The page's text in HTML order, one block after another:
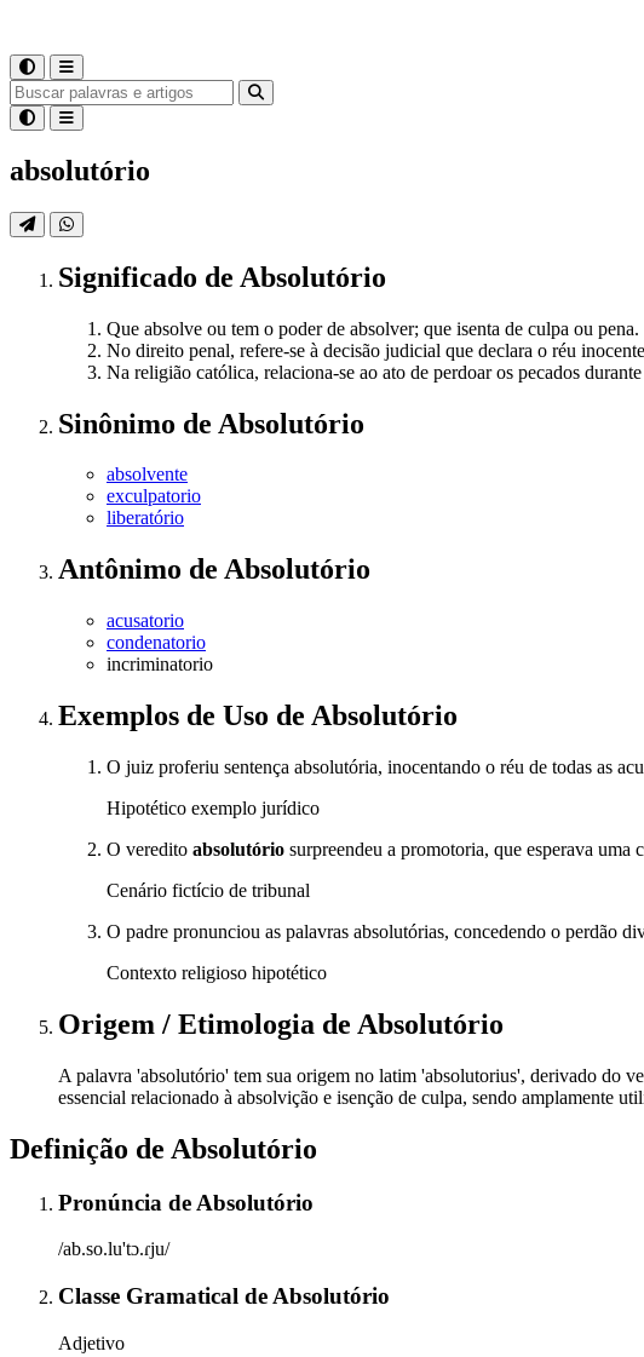
absolutório
Significado de Absolutório
Que absolve ou tem o poder de absolver; que isenta de culpa ou pena.
No direito penal, refere-se à decisão judicial que declara o réu
Na religião católica, relaciona-se ao ato de perdoar os pecados
Sinônimo de Absolutório
absolvente
exculpatorio
liberatório
Antônimo de Absolutório
acusatorio
condenatorio
incriminatorio
Exemplos de Uso de Absolutório
O juiz proferiu sentença absolutória, inocentando o réu de todas as
Hipotético exemplo jurídico
O veredito absolutório surpreendeu a promotoria, que esperava uma
Cenário fictício de tribunal
O padre pronunciou as palavras absolutórias, concedendo o perdão
Contexto religioso hipotético
Origem / Etimologia de Absolutório
A palavra 'absolutório' tem sua origem no latim 'absolutorius', derivado do
essencial relacionado à absolvição e isenção de culpa, sendo amplamente
Definição de Absolutório
Pronúncia de Absolutório
/ab.so.lu'tɔ.ɾju/
Classe Gramatical de Absolutório
Adjetivo